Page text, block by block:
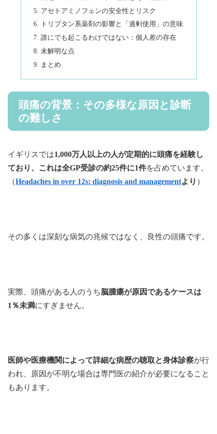
アセトアミノフェンの安全性とリスク
トリプタン系薬剤の影響と「過剰使用」の意味
誰にでも起こるわけではない：個人差の存在
未解明な点
まとめ
頭痛の背景：その多様な原因と診断
の難しさ
イギリスでは1,000万人以上の人が定期的に頭痛を経験し
ており、これは全GP受診の約25件に1件を占めています。
（Headaches in over 12s: diagnosis and managementより ）
その多くは深刻な病気の兆候ではなく、良性の頭痛です。
実際、頭痛がある人のうち脳腫瘍が原因であるケースは
1％未満にすぎません。
医師や医療機関によって詳細な病歴の聴取と身体診察が行
われ、原因が不明な場合は専門医の紹介が必要になること
もあります。